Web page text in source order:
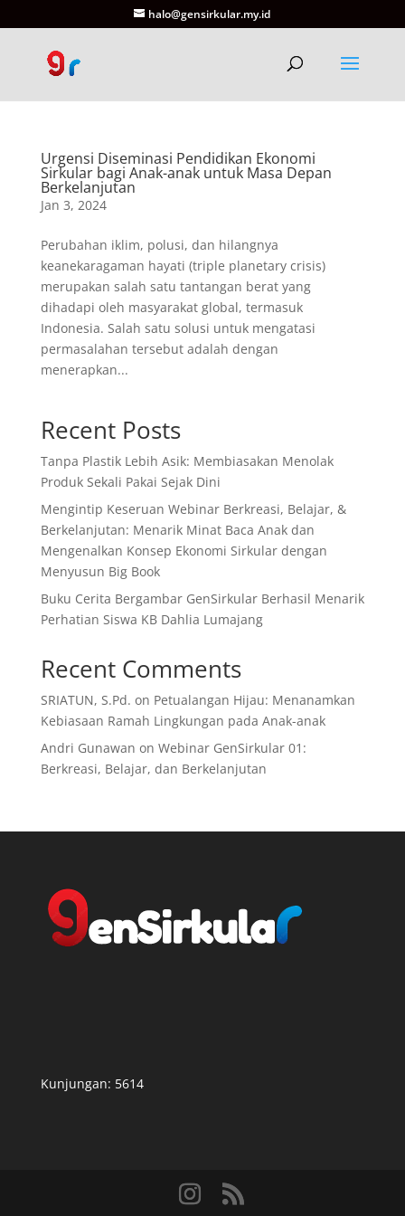
halo@gensirkular.my.id
Urgensi Diseminasi Pendidikan Ekonomi
Sirkular bagi Anak-anak untuk Masa Depan
Berkelanjutan
Jan 3, 2024
Perubahan iklim, polusi, dan hilangnya
keanekaragaman hayati (triple planetary crisis)
merupakan salah satu tantangan berat yang
dihadapi oleh masyarakat global, termasuk
Indonesia. Salah satu solusi untuk mengatasi
permasalahan tersebut adalah dengan
menerapkan...
Recent Posts
Tanpa Plastik Lebih Asik: Membiasakan Menolak
Produk Sekali Pakai Sejak Dini
Mengintip Keseruan Webinar Berkreasi, Belajar, &
Berkelanjutan: Menarik Minat Baca Anak dan
Mengenalkan Konsep Ekonomi Sirkular dengan
Menyusun Big Book
Buku Cerita Bergambar GenSirkular Berhasil Menarik
Perhatian Siswa KB Dahlia Lumajang
Recent Comments
SRIATUN, S.Pd. on Petualangan Hijau: Menanamkan
Kebiasaan Ramah Lingkungan pada Anak-anak
Andri Gunawan on Webinar GenSirkular 01:
Berkreasi, Belajar, dan Berkelanjutan
Kunjungan: 5614